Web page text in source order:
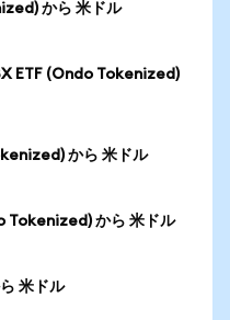
から 米ドル
ETF (Ondo Tokenized)
から 米ドル
Tokenized) から 米ドル
米ドル